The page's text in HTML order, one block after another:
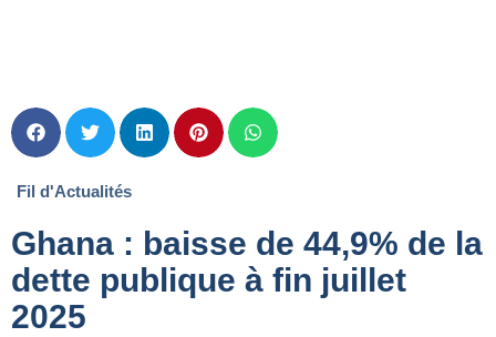
Fil d'Actualités
Ghana : baisse de 44,9% de la
dette publique à fin juillet
2025